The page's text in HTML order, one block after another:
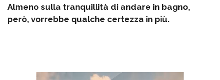
Almeno sulla tranquillità di andare in bagno,
però, vorrebbe qualche certezza in più.